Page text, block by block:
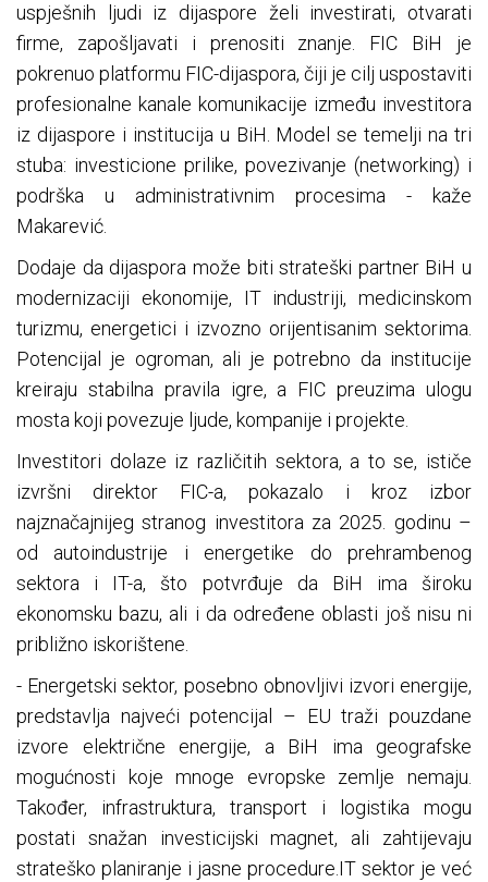
uspješnih ljudi iz dijaspore želi investirati, otvarati
firme, zapošljavati i prenositi znanje. FIC BiH je
pokrenuo platformu FIC-dijaspora, čiji je cilj uspostaviti
profesionalne kanale komunikacije između investitora
iz dijaspore i institucija u BiH. Model se temelji na tri
stuba: investicione prilike, povezivanje (networking) i
podrška u administrativnim procesima - kaže
Makarević.
Dodaje da dijaspora može biti strateški partner BiH u
modernizaciji ekonomije, IT industriji, medicinskom
turizmu, energetici i izvozno orijentisanim sektorima.
Potencijal je ogroman, ali je potrebno da institucije
kreiraju stabilna pravila igre, a FIC preuzima ulogu
mosta koji povezuje ljude, kompanije i projekte.
Investitori dolaze iz različitih sektora, a to se, ističe
izvršni direktor FIC-a, pokazalo i kroz izbor
najznačajnijeg stranog investitora za 2025. godinu –
od autoindustrije i energetike do prehrambenog
sektora i IT-a, što potvrđuje da BiH ima široku
ekonomsku bazu, ali i da određene oblasti još nisu ni
približno iskorištene.
- Energetski sektor, posebno obnovljivi izvori energije,
predstavlja najveći potencijal – EU traži pouzdane
izvore električne energije, a BiH ima geografske
mogućnosti koje mnoge evropske zemlje nemaju.
Također, infrastruktura, transport i logistika mogu
postati snažan investicijski magnet, ali zahtijevaju
strateško planiranje i jasne procedure.IT sektor je već